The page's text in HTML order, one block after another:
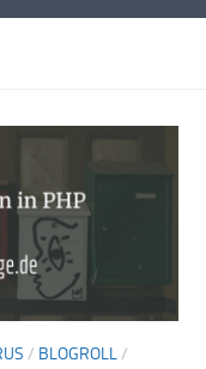
/ BLOGROLL/